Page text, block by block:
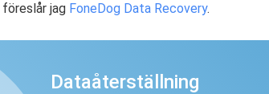
jag FoneDog Data Recovery.
Dataåterställning